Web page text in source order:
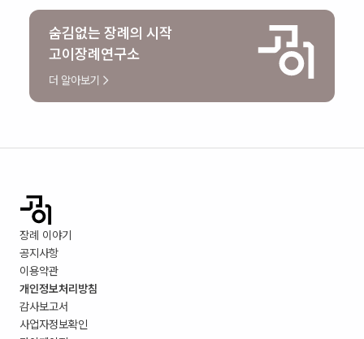
숨김없는 장례의 시작
고이장례연구소
더 알아보기
장례 이야기
공지사항
이용약관
개인정보처리방침
감사보고서
사업자정보확인